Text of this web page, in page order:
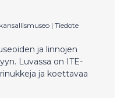
| Tiedote
ja linnojen
Luvassa on ITE-
ja koettavaa